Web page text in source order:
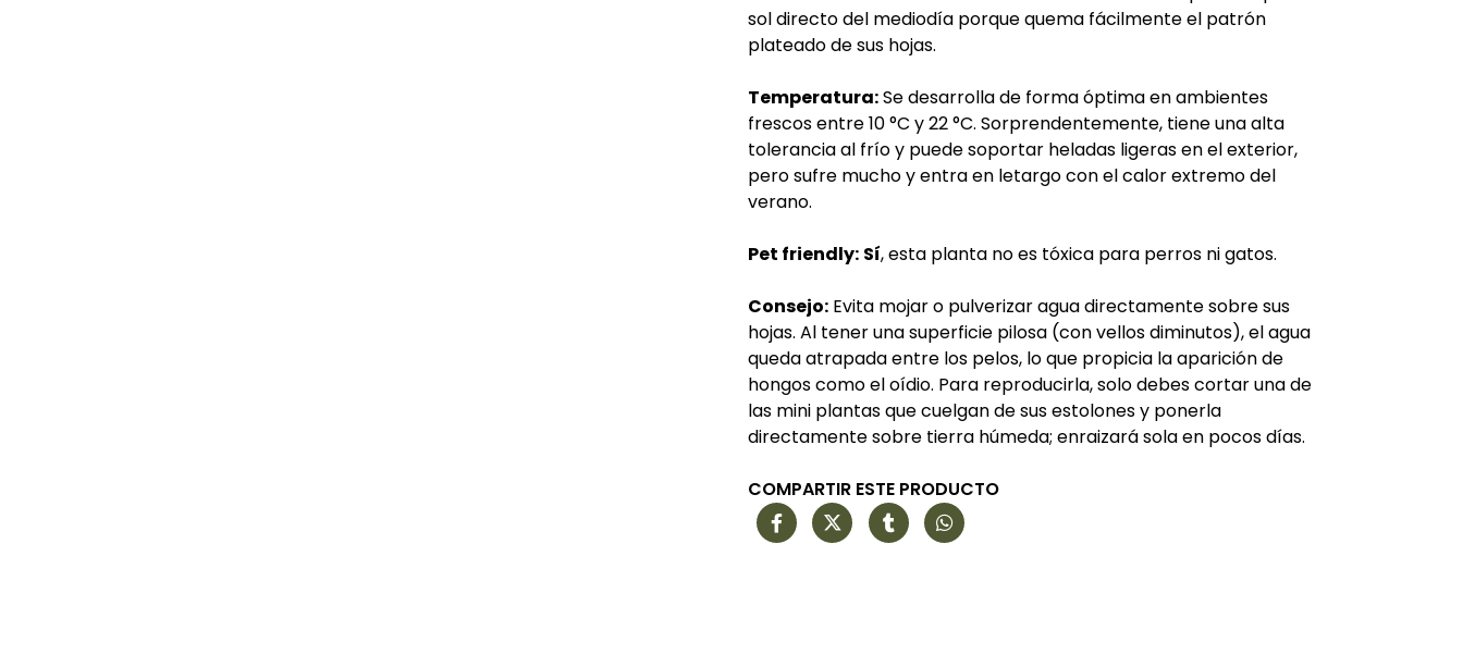
sol directo del mediodía porque quema fácilmente el patrón
plateado de sus hojas.
Temperatura:Se desarrolla de forma óptima en ambientes
frescos entre 10 °C y 22 °C. Sorprendentemente, tiene una alta
tolerancia al frío y puede soportar heladas ligeras en el exterior,
pero sufre mucho y entra en letargo con el calor extremo del
verano.
Pet friendly: Sí, esta planta no es tóxica para perros ni gatos.
Consejo: Evita mojar o pulverizar agua directamente sobre sus
hojas. Al tener una superficie pilosa (con vellos diminutos), el agua
queda atrapada entre los pelos, lo que propicia la aparición de
hongos como el oídio. Para reproducirla, solo debes cortar una de
las mini plantas que cuelgan de sus estolones y ponerla
directamente sobre tierra húmeda; enraizará sola en pocos días.
COMPARTIR ESTE PRODUCTO